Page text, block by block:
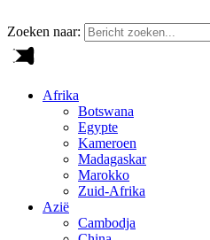
Zoeken naar:
Afrika
Botswana
Egypte
Kameroen
Madagaskar
Marokko
Zuid-Afrika
Azië
Cambodja